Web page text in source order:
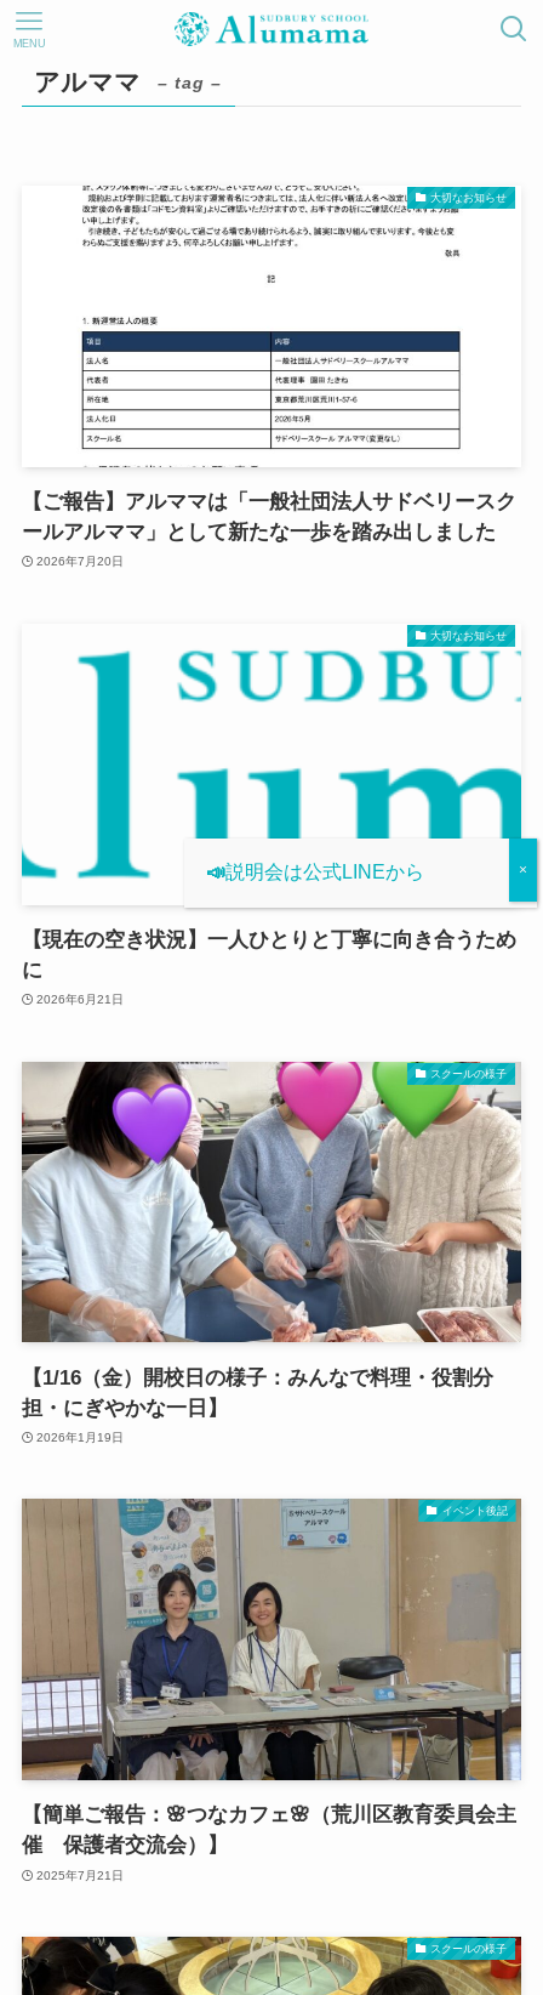
MENU
アルママ – tag –
大切なお知らせ
【ご報告】アルママは「一般社団法人サドベリースク
ールアルママ」として新たな一歩を踏み出しました
2026年7月20日
大切なお知らせ
【現在の空き状況】一人ひとりと丁寧に向き合うため
に
2026年6月21日
スクールの様子
【1/16（金）開校日の様子：みんなで料理・役割分
担・にぎやかな一日】
2026年1月19日
イベント後記
【簡単ご報告：🌸つなカフェ🌸（荒川区教育委員会主
催 保護者交流会）】
2025年7月21日
スクールの様子
📣説明会は公式LINEから